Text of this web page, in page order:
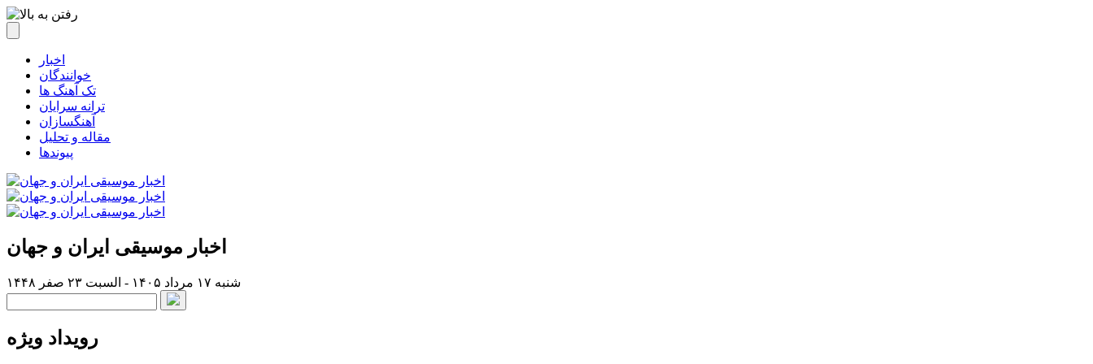
اخبار
خوانندگان
تک آهنگ ها
ترانه سرایان
آهنگسازان
مقاله و تحلیل
پیوندها
اخبار موسیقی ایران و جهان
شنبه ۱۷ مرداد ۱۴۰۵ - السبت ۲۳ صفر ۱۴۴۸
رویداد ویژه